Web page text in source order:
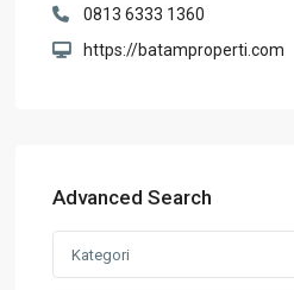
0813 6333 1360
https://batamproperti.com
Advanced Search
Kategori